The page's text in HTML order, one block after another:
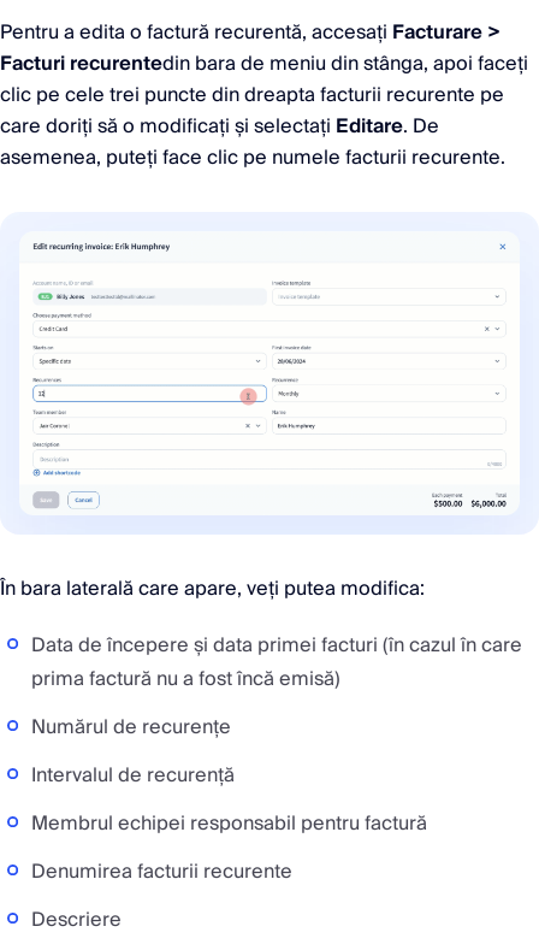
Pentru a edita o factură recurentă, accesați Facturare >
Facturi recurentedin bara de meniu din stânga, apoi faceți
clic pe cele trei puncte din dreapta facturii recurente pe
care doriți să o modificați și selectați Editare. De
asemenea, puteți face clic pe numele facturii recurente.
În bara laterală care apare, veți putea modifica:
Data de începere și data primei facturi (în cazul în care
prima factură nu a fost încă emisă)
Numărul de recurențe
Intervalul de recurență
Membrul echipei responsabil pentru factură
Denumirea facturii recurente
Descriere